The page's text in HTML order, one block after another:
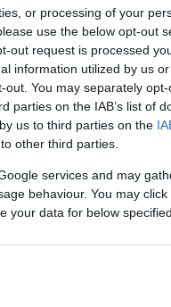
or processing of your
use the below opt-out
out request is processed
information utilized by us
You may separately
parties on the IAB’s list of
us to third parties on the
other third parties.
services and may
behaviour. You may
your data for below
A-10 Warthog,
των B-52
2050 ή του
B-1 και B-2
10 περίπου
τα παλαιότερα